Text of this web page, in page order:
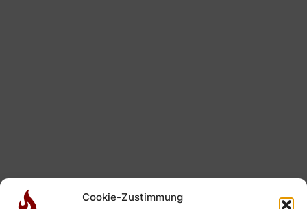
Cookie-Zustimmung